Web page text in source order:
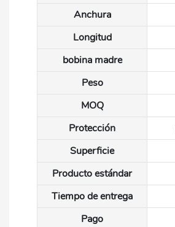
Anchura
Longitud
bobina madre
Peso
MOQ
Protección
Superficie
Producto estándar
Tiempo de entrega
Pago